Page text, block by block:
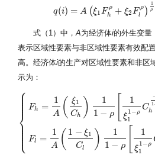
q(i) = A (ξ1F ρ
h
+ ξ2F ρ
l
)
1
ρ
q(i)= A(ξ1F hρ+ξ2F lρ) 1ρ
式（1）中，A为经济体i的外生变量
表示区域性要素与非区域性要素有效配
高。经济体i的生产对区域性要素和非区
示为：
⎧
⎩
⎨
⎪
⎪
⎪
⎪
⎪
⎪⎪⎪
Fh =
1
A ( ξ1
Ch )
1
1 − ρ
1
ξ
1−ρ
1
C 1
h
Fl =
1
A ( 1 − ξ1
Cl )
1
1 − ρ
1
ξ
1−ρ
1
{F − ρ1−